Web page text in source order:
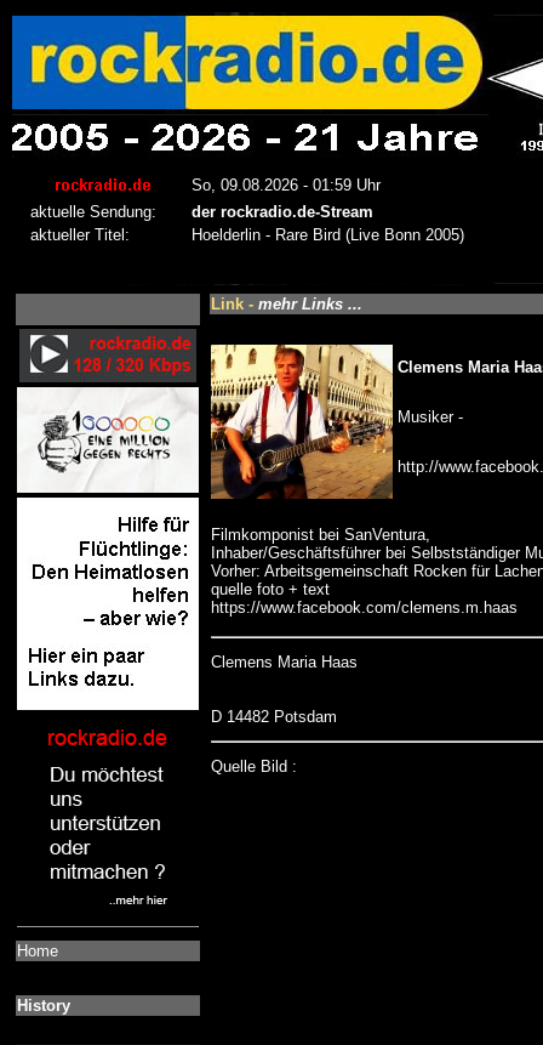
Home
History
Link - mehr Links ...
Clemens Maria
Musiker -
http://
Filmkomponist bei SanVentura,
Inhaber/Geschäftsführer bei Selbstständiger
Vorher: Arbeitsgemeinschaft Rocken für
quelle foto + text
https://www.facebook.com/clemens.m.haas
Clemens Maria Haas
D 14482 Potsdam
Quelle Bild :